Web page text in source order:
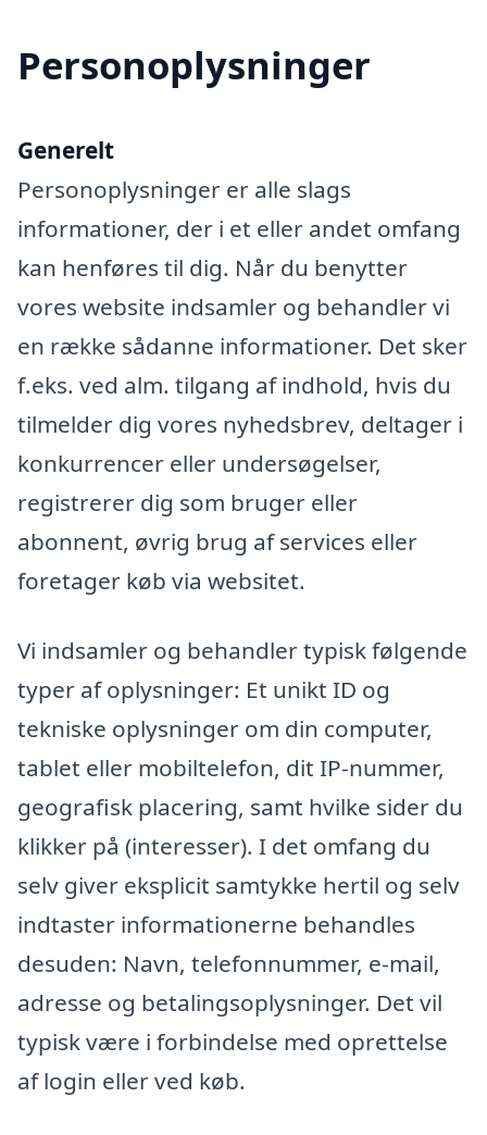
Personoplysninger
Generelt
Personoplysninger er alle slags
informationer, der i et eller andet omfang
kan henføres til dig. Når du benytter
vores website indsamler og behandler vi
en række sådanne informationer. Det sker
f.eks. ved alm. tilgang af indhold, hvis du
tilmelder dig vores nyhedsbrev, deltager i
konkurrencer eller undersøgelser,
registrerer dig som bruger eller
abonnent, øvrig brug af services eller
foretager køb via websitet.
Vi indsamler og behandler typisk følgende
typer af oplysninger: Et unikt ID og
tekniske oplysninger om din computer,
tablet eller mobiltelefon, dit IP-nummer,
geografisk placering, samt hvilke sider du
klikker på (interesser). I det omfang du
selv giver eksplicit samtykke hertil og selv
indtaster informationerne behandles
desuden: Navn, telefonnummer, e-mail,
adresse og betalingsoplysninger. Det vil
typisk være i forbindelse med oprettelse
af login eller ved køb.